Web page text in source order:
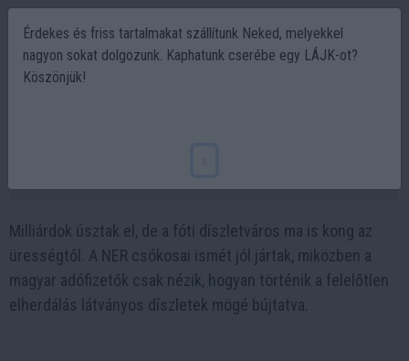
Milliárdok úsztak el, de a fóti díszletváros ma is kong az
ürességtől. A NER csókosai ismét jól jártak, miközben a
magyar adófizetők csak nézik, hogyan történik a felelőtlen
elherdálás látványos díszletek mögé bújtatva.
Érdekes és friss tartalmakat szállítunk Neked, melyekkel
nagyon sokat dolgozunk. Kaphatunk cserébe egy LÁJK-ot?
Köszönjük!